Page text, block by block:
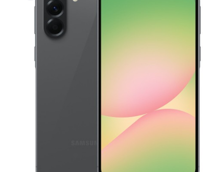
Гарантия
Оплата